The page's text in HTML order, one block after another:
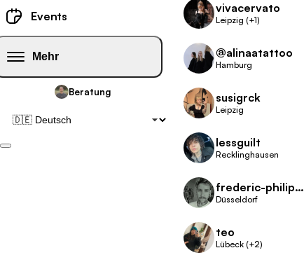
Tattoo-Events:
Events
Mehr
Beratung
vivacervato
Leipzig (+1)
@alinaatattoo
Hamburg
susigrck
Leipzig
lessguilt
Recklinghausen
frederic-philipp treder
Düsseldorf
teo
Lübeck (+2)